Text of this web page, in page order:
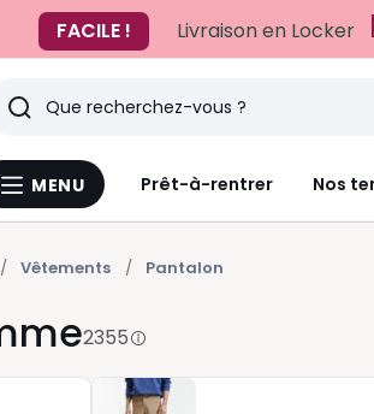
FACILE !
Livraison en Locker
Menu
MENU Prêt-à-rentrer Nos
Rechercher
vus
Vêtements Pantalon
2355